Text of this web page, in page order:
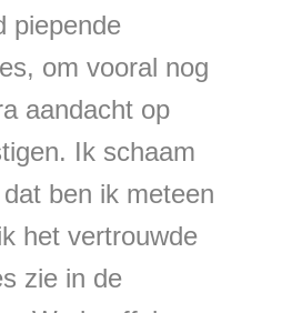
piepende
om vooral nog
aandacht op
Ik schaam
ben ik meteen
het vertrouwde
zie in de